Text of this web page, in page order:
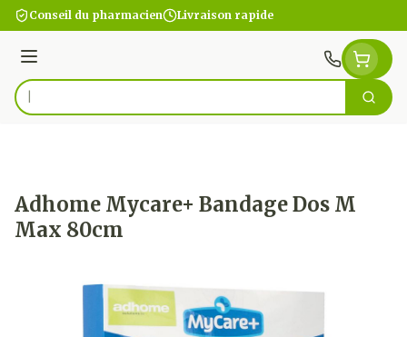
Aller au contenu
Conseil du pharmacien Livraison rapide
Menu
Rechercher
Adhome Mycare+ Bandage Dos M
Max 80cm